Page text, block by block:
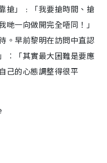
搶」﹕「我要搶時間、搶
哋一向做開完全唔同！」
。早前黎明在訪問中直認
︰「其實最大困難是要應
己的心態調整得很平